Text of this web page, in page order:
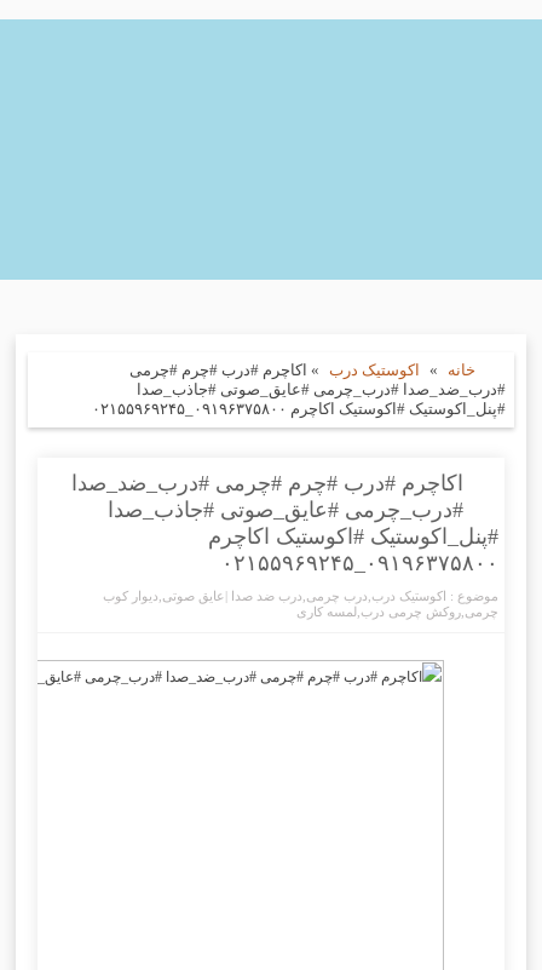
خانه » اکوستیک درب » اکاچرم #درب #چرم #چرمی
#درب_ضد_صدا #درب_چرمی #عایق_صوتی #جاذب_صدا
#پنل_اکوستیک #اکوستیک اکاچرم ۰۹۱۹۶۳۷۵۸۰۰_۰۲۱۵۵۹۶۹۲۴۵
اکاچرم #درب #چرم #چرمی #درب_ضد_صدا
#درب_چرمی #عایق_صوتی #جاذب_صدا
#پنل_اکوستیک #اکوستیک اکاچرم
۰۹۱۹۶۳۷۵۸۰۰_۰۲۱۵۵۹۶۹۲۴۵
موضوع : اکوستیک درب درب چرمی درب ضد صدا |عایق صوتی دیوار کوب
چرمی ,روکش چرمی درب لمسه کاری